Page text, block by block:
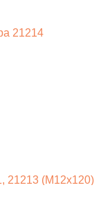
21214
21213 (М12х120)